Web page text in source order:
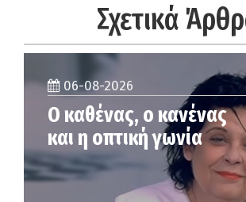
Σχετικά
06-08-2026
Ο καθένας, ο κανένας
και η οπτική γωνία